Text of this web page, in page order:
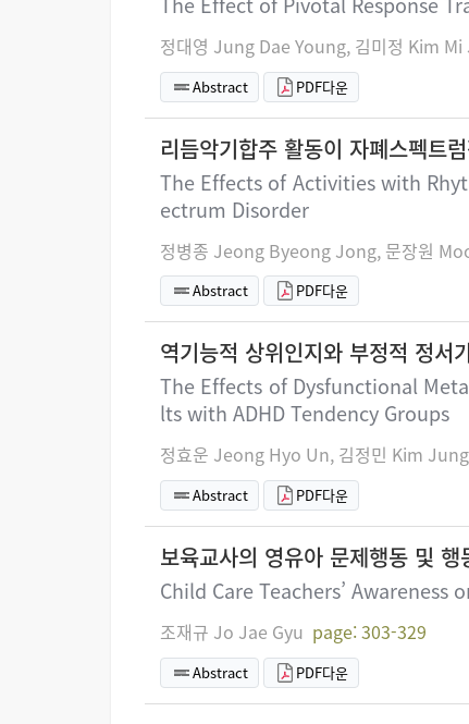
정대영 Jung Dae Young, 김미정 Kim
Abstract PDF다운
리듬악기합주 활동이 자폐스펙트
The Effects of Activities with
ectrum Disorder
정병종 Jeong Byeong Jong, 문장원
Abstract PDF다운
역기능적 상위인지와 부정적 정
The Effects of Dysfunctional
lts with ADHD Tendency Groups
정효운 Jeong Hyo Un, 김정민 Kim
Abstract PDF다운
보육교사의 영유아 문제행동 및 행
Child Care Teachers’
조재규 Jo Jae Gyu page: 303-329
Abstract PDF다운